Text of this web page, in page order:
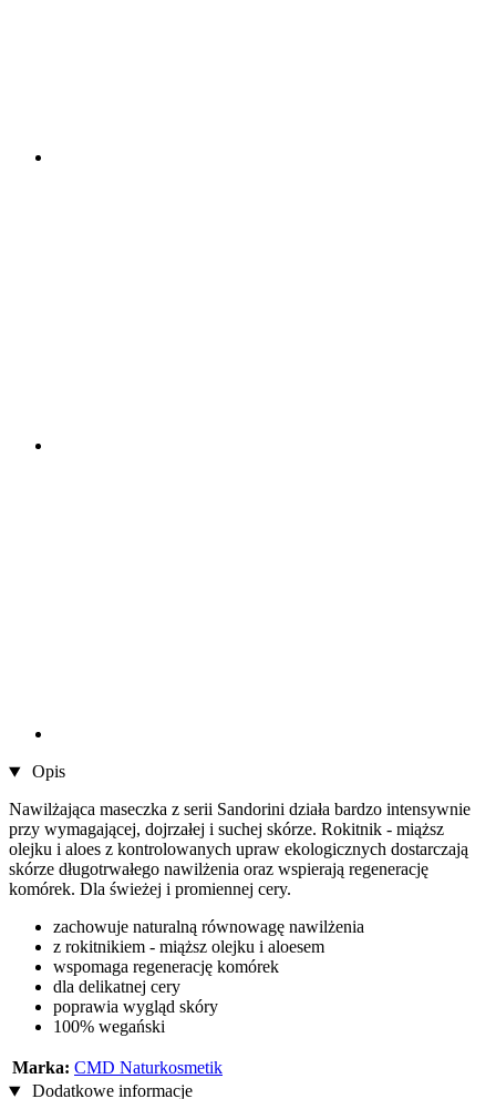
Opis
Nawilżająca maseczka z serii Sandorini działa bardzo intensywnie
przy wymagającej, dojrzałej i suchej skórze. Rokitnik - miąższ
olejku i aloes z kontrolowanych upraw ekologicznych dostarczają
skórze długotrwałego nawilżenia oraz wspierają regenerację
komórek. Dla świeżej i promiennej cery.
zachowuje naturalną równowagę nawilżenia
z rokitnikiem - miąższ olejku i aloesem
wspomaga regenerację komórek
dla delikatnej cery
poprawia wygląd skóry
100% wegański
Marka: CMD Naturkosmetik
Dodatkowe informacje